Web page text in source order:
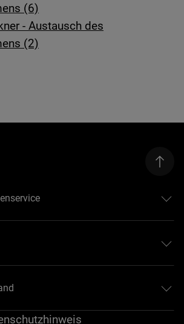
(6)
- Austausch des
(2)